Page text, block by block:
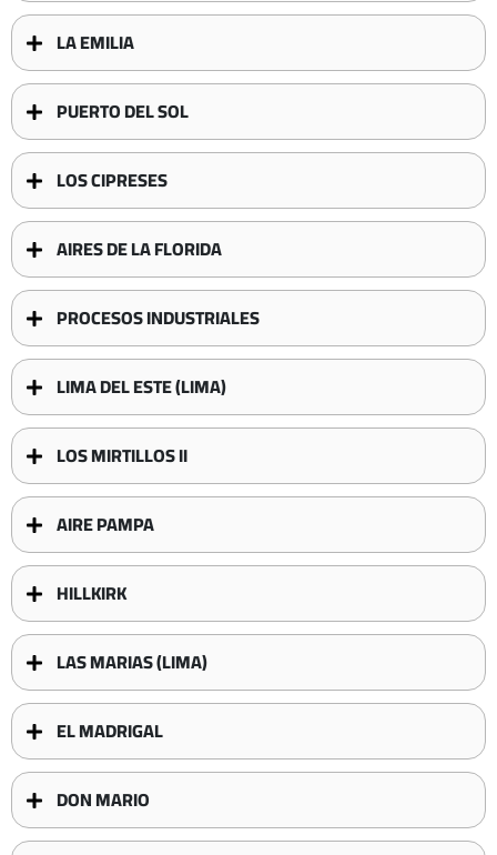
LA EMILIA
PUERTO DEL SOL
LOS CIPRESES
AIRES DE LA FLORIDA
PROCESOS INDUSTRIALES
LIMA DEL ESTE (LIMA)
LOS MIRTILLOS II
AIRE PAMPA
HILLKIRK
LAS MARIAS (LIMA)
EL MADRIGAL
DON MARIO